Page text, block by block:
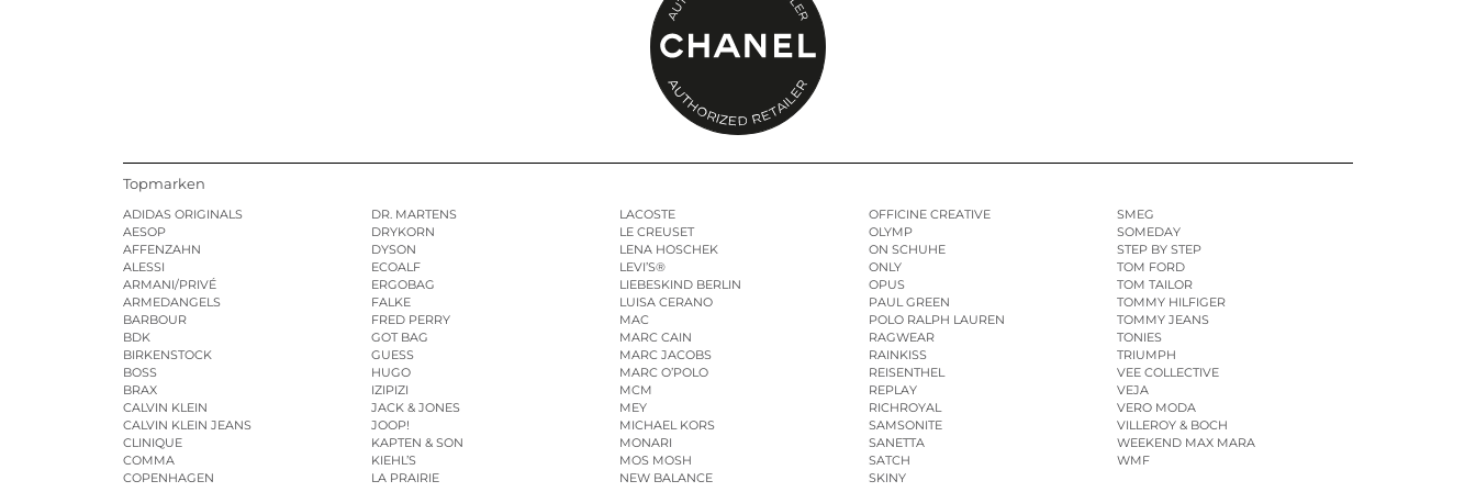
Topmarken
ADIDAS ORIGINALS
AESOP
AFFENZAHN
ALESSI
ARMANI/PRIVÉ
ARMEDANGELS
BARBOUR
BDK
BIRKENSTOCK
BOSS
BRAX
CALVIN KLEIN
CALVIN KLEIN JEANS
CLINIQUE
COMMA
COPENHAGEN
DR. MARTENS
DRYKORN
DYSON
ECOALF
ERGOBAG
FALKE
FRED PERRY
GOT BAG
GUESS
HUGO
IZIPIZI
JACK & JONES
JOOP!
KAPTEN & SON
KIEHL’S
LA PRAIRIE
LACOSTE
LE CREUSET
LENA HOSCHEK
LEVI’S®
LIEBESKIND BERLIN
LUISA CERANO
MAC
MARC CAIN
MARC JACOBS
MARC O’POLO
MCM
MEY
MICHAEL KORS
MONARI
MOS MOSH
NEW BALANCE
OFFICINE CREATIVE
OLYMP
ON SCHUHE
ONLY
OPUS
PAUL GREEN
POLO RALPH LAUREN
RAGWEAR
RAINKISS
REISENTHEL
REPLAY
RICHROYAL
SAMSONITE
SANETTA
SATCH
SKINY
SMEG
SOMEDAY
STEP BY STEP
TOM FORD
TOM TAILOR
TOMMY HILFIGER
TOMMY JEANS
TONIES
TRIUMPH
VEE COLLECTIVE
VEJA
VERO MODA
VILLEROY & BOCH
WEEKEND MAX MARA
WMF